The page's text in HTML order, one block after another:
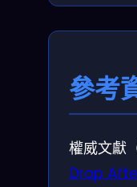
參考
權威文獻
Drop